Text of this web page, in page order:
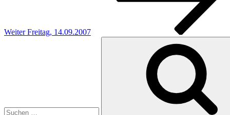
Weiter Freitag, 14.09.2007